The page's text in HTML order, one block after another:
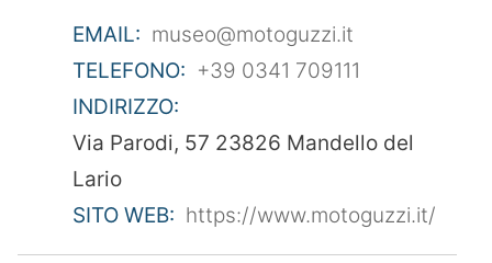
EMAIL: museo@motoguzzi.it
TELEFONO: +39 0341 709111
INDIRIZZO:
Via Parodi, 57 23826 Mandello del
Lario
SITO WEB: https://www.motoguzzi.it/